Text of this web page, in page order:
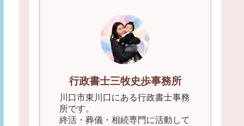
行政書士三牧史歩事務所
川口市東川口にある行政書士事務
所です。
終活・葬儀・相続専門に活動して